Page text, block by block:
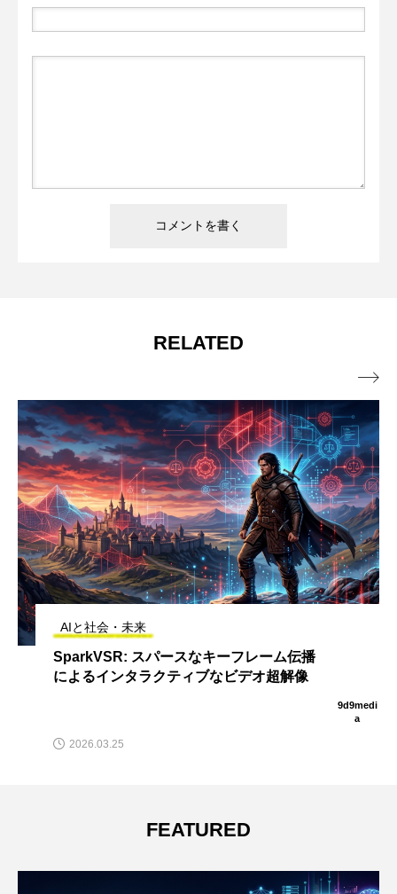
RELATED
AIと社会・未来
SparkVSR: スパースなキーフレーム伝播
によるインタラクティブなビデオ超解像
2026.03.25

FEATURED